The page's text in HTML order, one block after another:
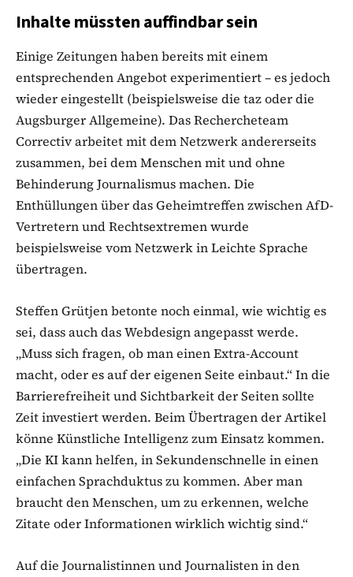
Inhalte müssten auffindbar sein
Einige Zeitungen haben bereits mit einem
entsprechenden Angebot experimentiert – es jedoch
wieder eingestellt (beispielsweise die taz oder die
Augsburger Allgemeine). Das Rechercheteam
Correctiv arbeitet mit dem Netzwerk andererseits
zusammen, bei dem Menschen mit und ohne
Behinderung Journalismus machen. Die
Enthüllungen über das Geheimtreffen zwischen AfD-
Vertretern und Rechtsextremen wurde
beispielsweise vom Netzwerk in Leichte Sprache
übertragen.
Steffen Grütjen betonte noch einmal, wie wichtig es
sei, dass auch das Webdesign angepasst werde.
„Muss sich fragen, ob man einen Extra-Account
macht, oder es auf der eigenen Seite einbaut.“ In die
Barrierefreiheit und Sichtbarkeit der Seiten sollte
Zeit investiert werden. Beim Übertragen der Artikel
könne Künstliche Intelligenz zum Einsatz kommen.
„Die KI kann helfen, in Sekundenschnelle in einen
einfachen Sprachduktus zu kommen. Aber man
braucht den Menschen, um zu erkennen, welche
Zitate oder Informationen wirklich wichtig sind.“
Auf die Journalistinnen und Journalisten in den